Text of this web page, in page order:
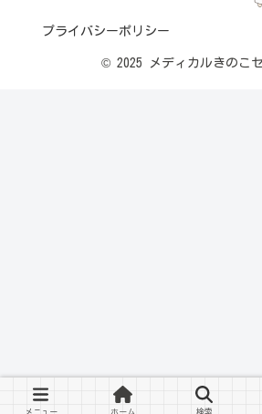
プライバシーポリシー
© 2025 メディカルきのこ
メニュー ホーム 検索